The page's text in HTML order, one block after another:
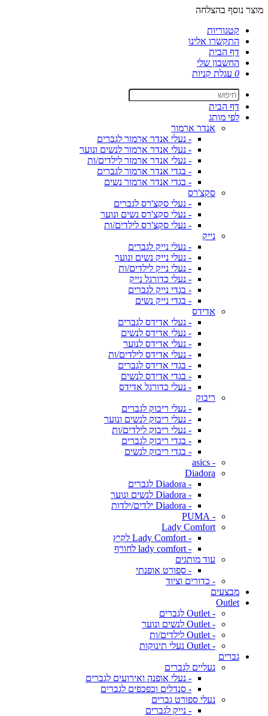
מוצר נוסף בהצלחה
קטגוריות
התקשרו אלינו
דף הבית
החשבון שלי
0 עגלת קניות
דף הבית
לפי מותג
אנדר ארמור
- נעלי אנדר ארמור לגברים
- נעלי אנדר ארמור לנשים ונוער
- נעלי אנדר ארמור לילדים/ות
- בגדי אנדר ארמור לגברים
- בגדי אנדר ארמור נשים
סקצ'רס
- נעלי סקצ'רס לגברים
- נעלי סקצ'רס נשים ונוער
- נעלי סקצ'רס לילדים/ות
נייק
- נעלי נייק לגברים
- נעלי נייק נשים ונוער
- נעלי נייק לילדים/ות
- נעלי כדורגל נייק
- בגדי נייק לגברים
- בגדי נייק נשים
אדידס
- נעלי אדידס לגברים
- נעלי אדידס לנשים
- נעלי אדידס לנוער
- נעלי אדידס לילדים/ות
- בגדי אדידס לגברים
- בגדי אדידס לנשים
- נעלי כדורגל אדידס
ריבוק
- נעלי ריבוק לגברים
- נעלי ריבוק לנשים ונוער
- נעלי ריבוק לילדים/ות
- בגדי ריבוק לגברים
- בגדי ריבוק לנשים
- asics
Diadora
- Diadora לגברים
- Diadora לנשים ונוער
- Diadora ילדים/ילדות
- PUMA
Lady Comfort
- Lady Comfort לקיץ
- lady comfort לחורף
עוד מותגים
- ספורט אופנתי
- כדורים וציוד
מבצעים
Outlet
- Outlet לגברים
- Outlet לנשים ונוער
- Outlet לילדים/ות
- Outlet נעלי תינוקות
גברים
נעליים לגברים
- נעלי אופנה ואירועים לגברים
- סנדלים וכפכפים לגברים
נעלי ספורט גברים
- נייק לגברים